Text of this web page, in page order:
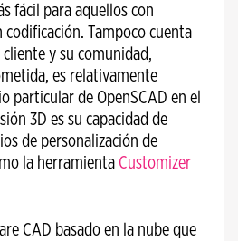
fácil para aquellos con
codificación. Tampoco cuenta
y su comunidad,
es relativamente
particular de OpenSCAD en el
3D es su capacidad de
de personalización de
la herramienta Customizer
CAD basado en la nube que